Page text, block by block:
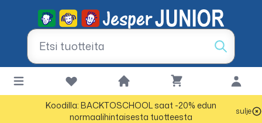
Koodilla: BACKTOSCHOOL saat -20% edun
normaalihintaisesta tuotteesta
sulje